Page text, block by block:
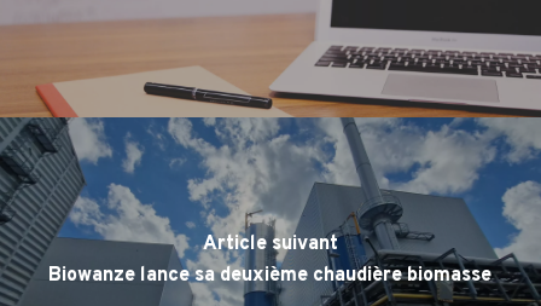
Article suivant
Biowanze lance sa deuxième chaudière biomasse